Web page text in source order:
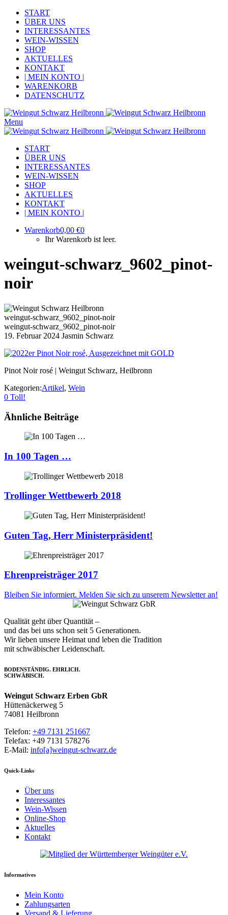
START
ÜBER UNS
INTERESSANTES
WEIN-WISSEN
SHOP
AKTUELLES
KONTAKT
| MEIN KONTO |
WARENKORB
DATENSCHUTZ
Menu
START
ÜBER UNS
INTERESSANTES
WEIN-WISSEN
SHOP
AKTUELLES
KONTAKT
| MEIN KONTO |
Warenkorb0,00 €0
Ihr Warenkorb ist leer.
weingut-schwarz_9602_pinot-
noir
weingut-schwarz_9602_pinot-noir
weingut-schwarz_9602_pinot-noir
19. Februar 2024 Jasmin Schwarz
Pinot Noir rosé | Weingut Schwarz, Heilbronn
Kategorien:Artikel, Wein
0 Toll!
Ähnliche Beiträge
In 100 Tagen …
Trollinger Wettbewerb 2018
Guten Tag, Herr Ministerpräsident!
Ehrenpreisträger 2017
Bleiben Sie informiert. Melden Sie sich zu unserem Newsletter an!
Qualität geht über Quantität –
und das bei uns schon seit 5 Generationen.
Wir lieben unsere Heimat und leben die Tradition
mit schwäbischer Leidenschaft.
BODENSTÄNDIG. EHRLICH.
SCHWÄBISCH.
Weingut Schwarz Erben GbR
Hüttenäckerweg 5
74081 Heilbronn
Telefon: +49 7131 251667
Telefax: +49 7131 578276
E-Mail: info[a]weingut-schwarz.de
Quick-Links
Über uns
Interessantes
Wein-Wissen
Online-Shop
Aktuelles
Kontakt
Informatives
Mein Konto
Zahlungsarten
Versand & Lieferung